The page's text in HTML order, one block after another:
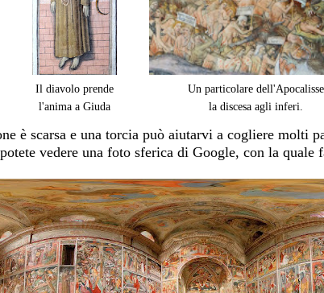
Il diavolo prende
l'anima a Giuda
Un particolare dell'Apocalisse
la discesa agli inferi.
è scarsa e una torcia può aiutarvi a cogliere molti
vedere una foto sferica di Google, con la